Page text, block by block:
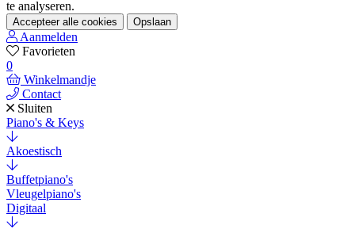
te analyseren.
Accepteer alle cookies Opslaan
Aanmelden
Favorieten
0
Winkelmandje
Contact
Sluiten
Piano's & Keys
Akoestisch
Buffetpiano's
Vleugelpiano's
Digitaal